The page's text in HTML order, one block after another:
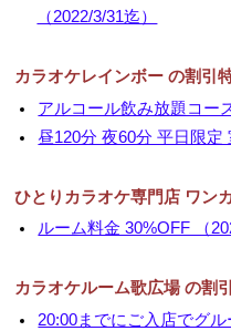
（2022/3/31迄）
カラオケレインボー の割引
アルコール飲み放題コー
昼120分 夜60分 平日限定
ひとりカラオケ専門店 ワン
ルーム料金 30%OFF （
カラオケルーム歌広場 の割
20:00までにご入店でグ